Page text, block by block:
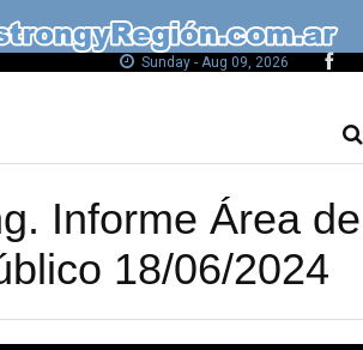
Sunday - Aug 09, 2026
Informe Área de
18/06/2024